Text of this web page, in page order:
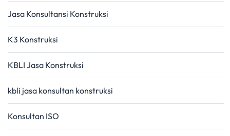
Jasa Konsultansi Konstruksi
K3 Konstruksi
KBLI Jasa Konstruksi
kbli jasa konsultan konstruksi
Konsultan ISO